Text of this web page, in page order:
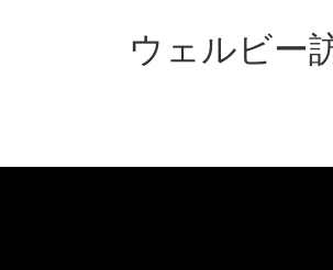
ス
ン
ウェルビー